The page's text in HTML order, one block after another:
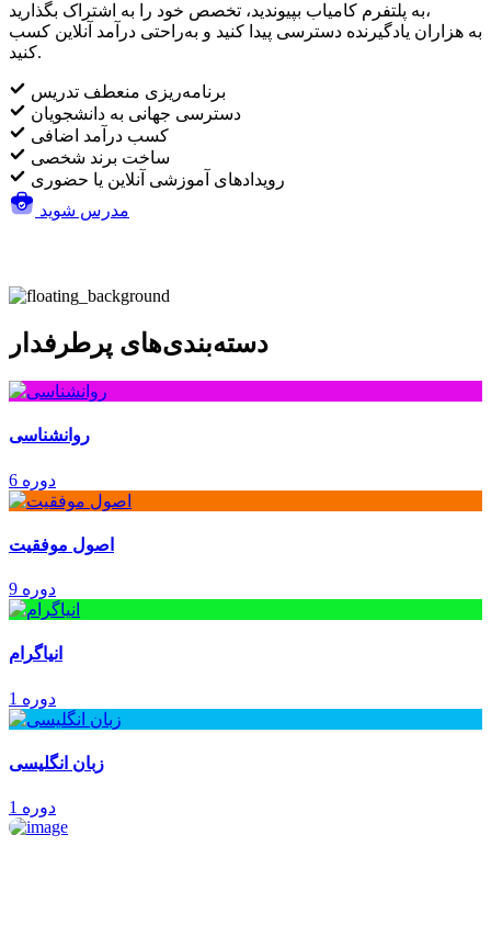
به پلتفرم کامیاب بپیوندید، تخصص خود را به اشتراک بگذارید،
به هزاران یادگیرنده دسترسی پیدا کنید و به‌راحتی درآمد آنلاین کسب
کنید.
برنامه‌ریزی منعطف تدریس
دسترسی جهانی به دانشجویان
کسب درآمد اضافی
ساخت برند شخصی
رویدادهای آموزشی آنلاین یا حضوری
مدرس شوید
دسته‌بندی‌های پرطرفدار
روانشناسی
6 دوره
اصول موفقیت
9 دوره
انیاگرام
1 دوره
زبان انگلیسی
1 دوره